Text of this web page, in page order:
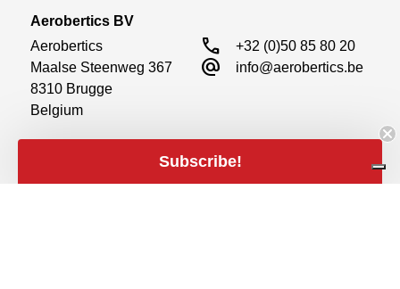
Meld u aan voor onze nieuwsbrieven
Aerobertics BV
Aerobertics
Maalse Steenweg 367
8310 Brugge
Belgium
call +32 (0)50 85 80 20
alternate_email info@aerobertics.be
Subscribe!